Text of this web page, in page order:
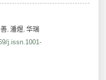
, 潘煜, 华瑞
j.issn.1001-